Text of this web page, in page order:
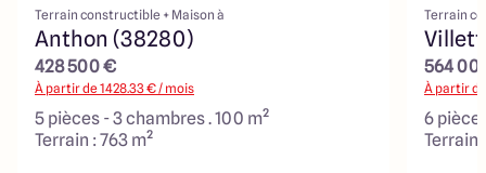
Terrain constructible + Maison à
Anthon (38280)
428 500 €
À partir de1428.33€ / mois
5 pièces - 3 chambres . 100 m²
Terrain : 763 m²
Terrain
564
À partir
6
Terrain